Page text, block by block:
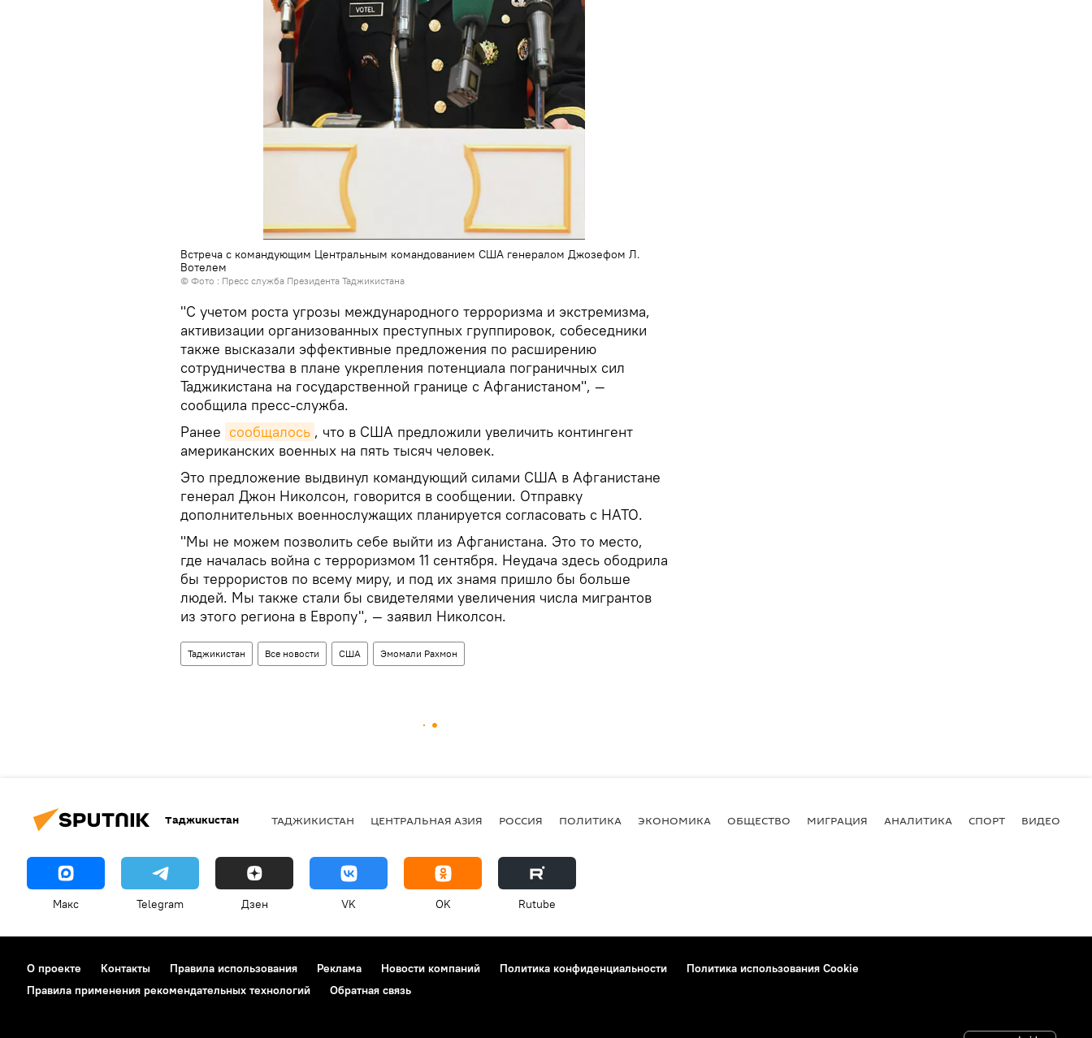
Встреча с командующим Центральным командованием США генералом Джозефом Л.
Вотелем
© Фото : Пресс служба Президента Таджикистана
"С учетом роста угрозы международного терроризма и экстремизма,
активизации организованных преступных группировок, собеседники
также высказали эффективные предложения по расширению
сотрудничества в плане укрепления потенциала пограничных сил
Таджикистана на государственной границе с Афганистаном", —
сообщила пресс-служба.
Ранее сообщалось , что в США предложили увеличить контингент
американских военных на пять тысяч человек.
Это предложение выдвинул командующий силами США в Афганистане
генерал Джон Николсон, говорится в сообщении. Отправку
дополнительных военнослужащих планируется согласовать с НАТО.
"Мы не можем позволить себе выйти из Афганистана. Это то место,
где началась война с терроризмом 11 сентября. Неудача здесь ободрила
бы террористов по всему миру, и под их знамя пришло бы больше
людей. Мы также стали бы свидетелями увеличения числа мигрантов
из этого региона в Европу", — заявил Николсон.
Таджикистан Все новости США Эмомали Рахмон
Таджикистан ТАДЖИКИСТАН ЦЕНТРАЛЬНАЯ АЗИЯ РОССИЯ ПОЛИТИКА ЭКОНОМИКА ОБЩЕСТВО МИГРАЦИЯ АНАЛИТИКА СПОРТ ВИДЕО
Макс Telegram Дзен VK OK Rutube
О проекте Контакты Правила использования Реклама Новости компаний Политика конфиденциальности
Политика использования Cookie
Правила применения рекомендательных технологий
Обратная связь